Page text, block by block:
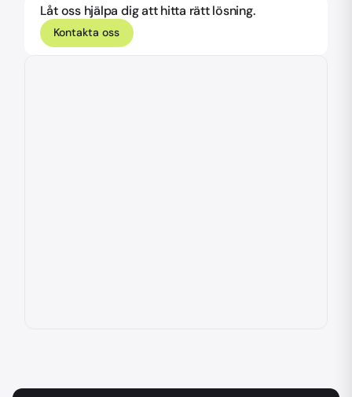
Låt oss hjälpa dig att hitta rätt lösning.
Kontakta oss